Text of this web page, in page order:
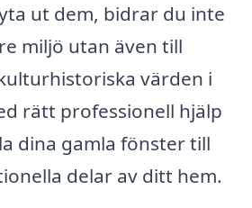
ut dem, bidrar du inte
miljö utan även till
värden i
rätt professionell hjälp
dina gamla fönster till
delar av ditt hem.